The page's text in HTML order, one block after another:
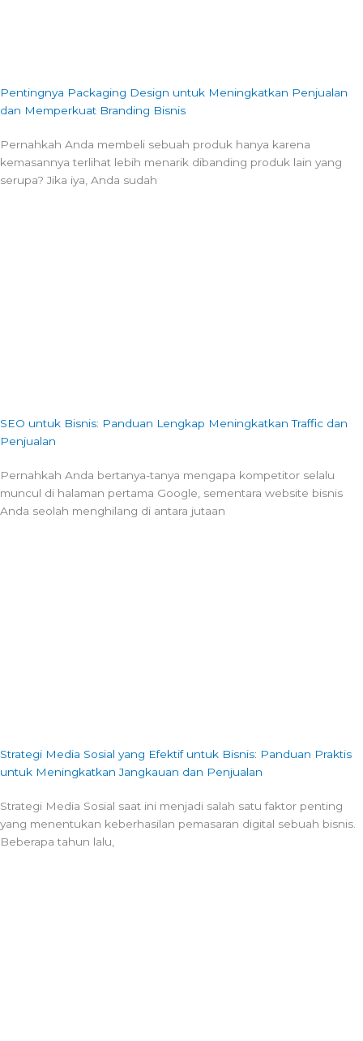
Pentingnya Packaging Design untuk Meningkatkan Penjualan
dan Memperkuat Branding Bisnis
Pernahkah Anda membeli sebuah produk hanya karena
kemasannya terlihat lebih menarik dibanding produk lain yang
serupa? Jika iya, Anda sudah
SEO untuk Bisnis: Panduan Lengkap Meningkatkan Traffic dan
Penjualan
Pernahkah Anda bertanya-tanya mengapa kompetitor selalu
muncul di halaman pertama Google, sementara website bisnis
Anda seolah menghilang di antara jutaan
Strategi Media Sosial yang Efektif untuk Bisnis: Panduan Praktis
untuk Meningkatkan Jangkauan dan Penjualan
Strategi Media Sosial saat ini menjadi salah satu faktor penting
yang menentukan keberhasilan pemasaran digital sebuah bisnis.
Beberapa tahun lalu,